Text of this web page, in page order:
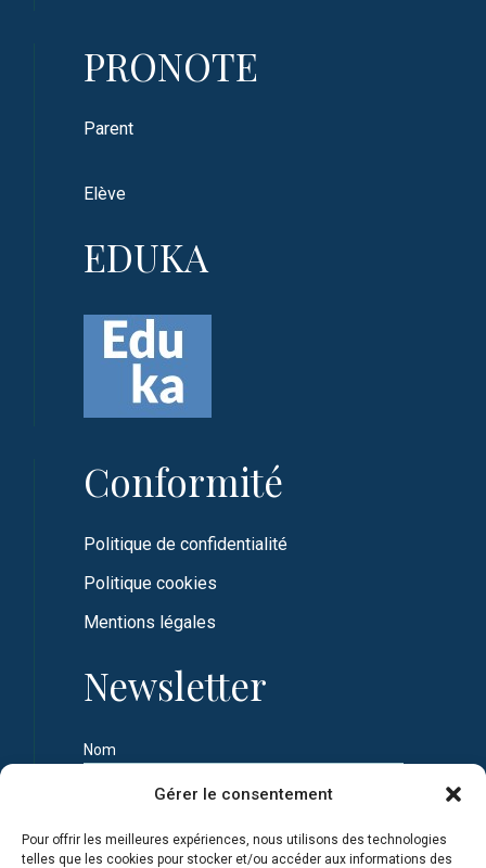
Gérer le consentement
Pour offrir les meilleures expériences, nous utilisons des technologies
telles que les cookies pour stocker et/ou accéder aux informations des
PRONOTE
Parent
Elève
EDUKA
Conformité
Politique de confidentialité
Politique cookies
Mentions légales
Newsletter
Nom